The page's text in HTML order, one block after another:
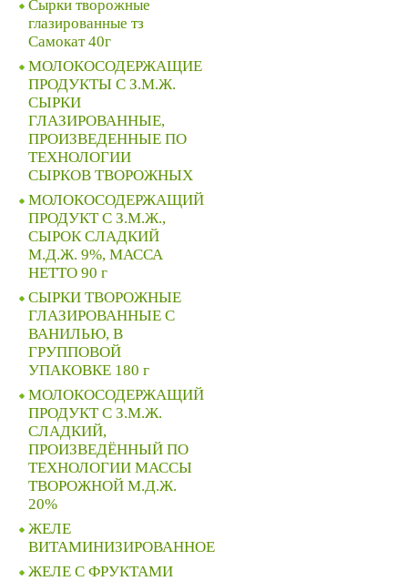
Сырки творожные
глазированные тз
Самокат 40г
МОЛОКОСОДЕРЖАЩИЕ
ПРОДУКТЫ С З.М.Ж.
СЫРКИ
ГЛАЗИРОВАННЫЕ,
ПРОИЗВЕДЕННЫЕ ПО
ТЕХНОЛОГИИ
СЫРКОВ ТВОРОЖНЫХ
МОЛОКОСОДЕРЖАЩИЙ
ПРОДУКТ С З.М.Ж.,
СЫРОК СЛАДКИЙ
М.Д.Ж. 9%, МАССА
НЕТТО 90 г
СЫРКИ ТВОРОЖНЫЕ
ГЛАЗИРОВАННЫЕ С
ВАНИЛЬЮ, В
ГРУППОВОЙ
УПАКОВКЕ 180 г
МОЛОКОСОДЕРЖАЩИЙ
ПРОДУКТ С З.М.Ж.
СЛАДКИЙ,
ПРОИЗВЕДЁННЫЙ ПО
ТЕХНОЛОГИИ МАССЫ
ТВОРОЖНОЙ М.Д.Ж.
20%
ЖЕЛЕ
ВИТАМИНИЗИРОВАННОЕ
ЖЕЛЕ C ФРУКТАМИ